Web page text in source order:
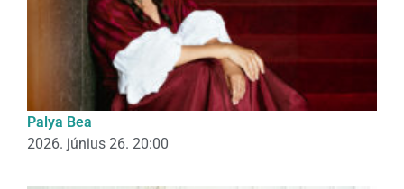
Palya Bea
2026. június 26. 20:00